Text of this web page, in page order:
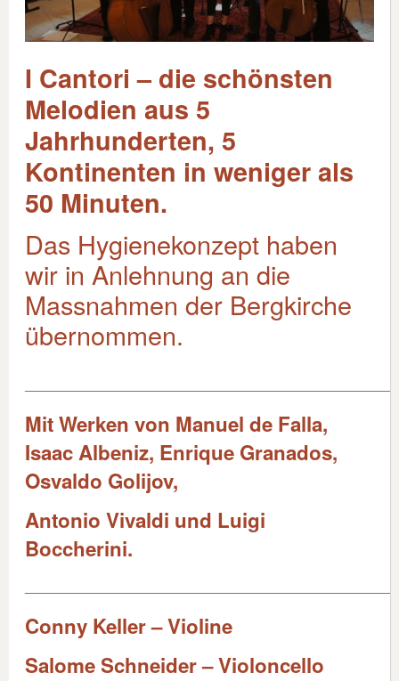
I Cantori – die schönsten
Melodien aus 5
Jahrhunderten, 5
Kontinenten in weniger als
50 Minuten.
Das Hygienekonzept haben
wir in Anlehnung an die
Massnahmen der Bergkirche
übernommen.
Mit Werken von Manuel de Falla,
Isaac Albeniz, Enrique Granados,
Osvaldo Golijov,
Antonio Vivaldi und Luigi
Boccherini.
Conny Keller – Violine
Salome Schneider – Violoncello